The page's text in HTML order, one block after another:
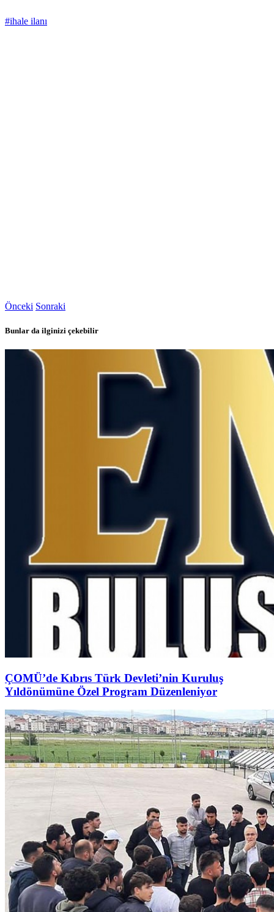
#ihale ilanı
Önceki Sonraki
Bunlar da ilginizi çekebilir
ÇOMÜ’de Kıbrıs Türk Devleti’nin Kuruluş
Yıldönümüne Özel Program Düzenleniyor